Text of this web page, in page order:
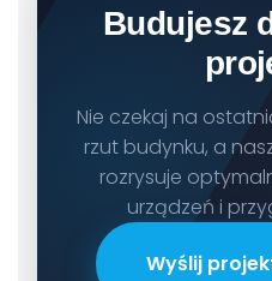
Budujesz
Nie czekaj na
rzut budynku, a
rozrysuje
urządzeń i
Wyślij